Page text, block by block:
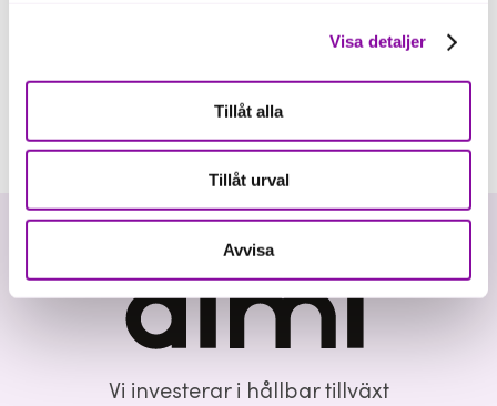
Visa detaljer
Tillåt alla
Tillåt urval
Avvisa
Vi investerar i hållbar tillväxt